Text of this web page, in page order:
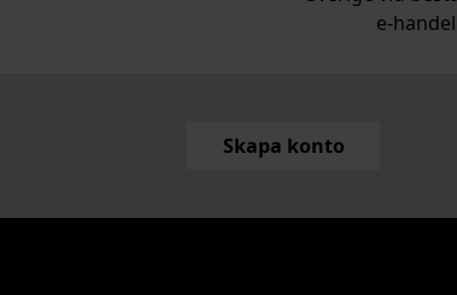
Skapa konto